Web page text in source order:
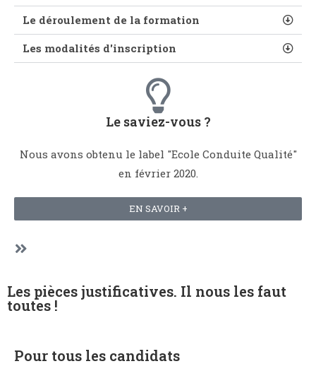
Le déroulement de la formation
Les modalités d'inscription
Le saviez-vous ?
Nous avons obtenu le label "Ecole Conduite Qualité"
en février 2020.
EN SAVOIR +
Les pièces justificatives. Il nous les faut
toutes !
Pour tous les candidats